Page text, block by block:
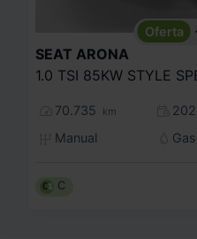
SEAT ARONA
70.735 km
Manual
C